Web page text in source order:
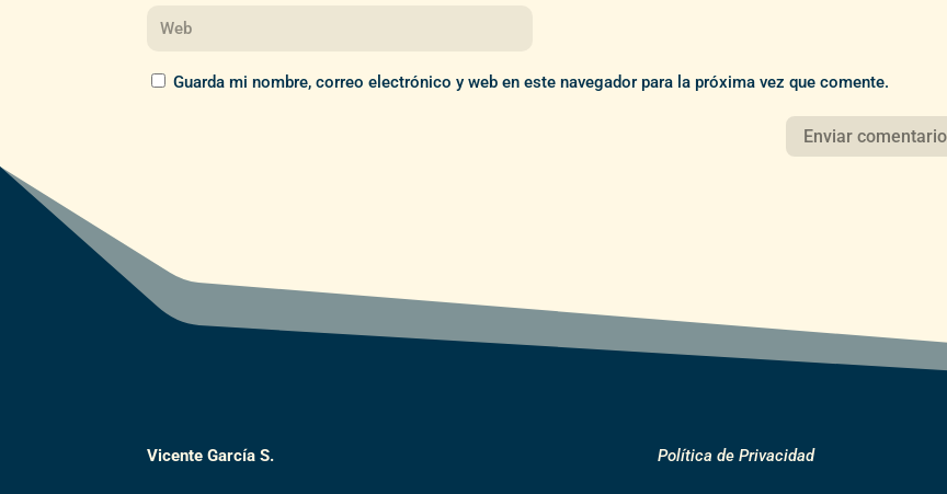
Guarda mi nombre, correo electrónico y web en este navegador para la próxima vez que comente.
Vicente García S. Política de Privacidad